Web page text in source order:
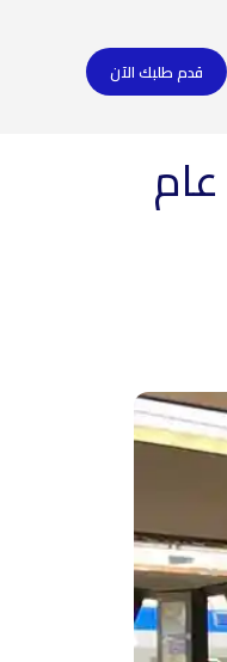
قدم طلبك الآن